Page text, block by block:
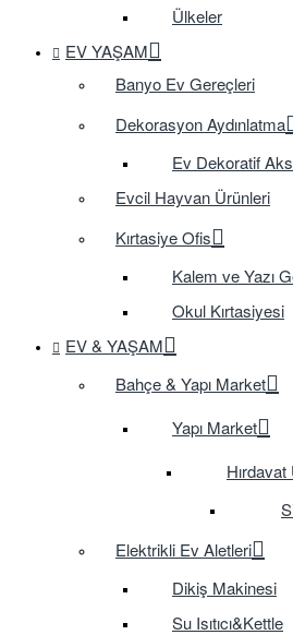
Ülkeler
EV YAŞAM
Banyo Ev Gereçleri
Dekorasyon Aydınlatma
Ev Dekoratif
Evcil Hayvan Ürünleri
Kırtasiye Ofis
Kalem ve Yazı
Okul Kırtasiyesi
EV & YAŞAM
Bahçe & Yapı Market
Yapı Market
Elektrikli Ev Aletleri
Dikiş Makinesi
Su Isıtıcı&Kettle